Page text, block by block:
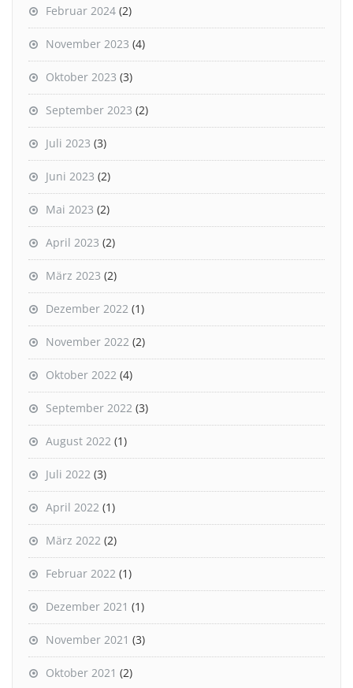
Februar 2024 (2)
November 2023 (4)
Oktober 2023 (3)
September 2023 (2)
Juli 2023 (3)
Juni 2023 (2)
Mai 2023 (2)
April 2023 (2)
März 2023 (2)
Dezember 2022 (1)
November 2022 (2)
Oktober 2022 (4)
September 2022 (3)
August 2022 (1)
Juli 2022 (3)
April 2022 (1)
März 2022 (2)
Februar 2022 (1)
Dezember 2021 (1)
November 2021 (3)
Oktober 2021 (2)